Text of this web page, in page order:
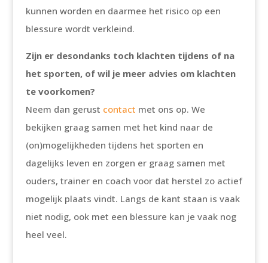
kunnen worden en daarmee het risico op een
blessure wordt verkleind.
Zijn er desondanks toch klachten tijdens of na
het sporten, of wil je meer advies om klachten
te voorkomen?
Neem dan gerust contact met ons op. We
bekijken graag samen met het kind naar de
(on)mogelijkheden tijdens het sporten en
dagelijks leven en zorgen er graag samen met
ouders, trainer en coach voor dat herstel zo actief
mogelijk plaats vindt. Langs de kant staan is vaak
niet nodig, ook met een blessure kan je vaak nog
heel veel.